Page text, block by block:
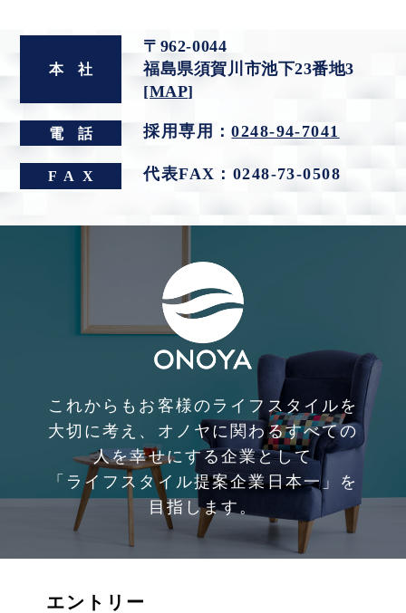
本社
〒962-0044
福島県須賀川市池下23番地3
[MAP]
電話 採用専用：0248-94-7041
FA X 代表FAX：0248-73-0508
これからもお客様のライフスタイルを
大切に考え、 オノヤに関わるすべての
人を幸せにする企業として
「ライフスタイル提案企業日本一」を
目指します。
エントリー